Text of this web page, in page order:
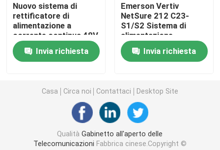
Rettificatore a corrente continua da 48 V
Flatpack2 ha integrato la centrale elettrica
Soluzioni energetiche CE+T
Nuovo sistema di
rettificatore di
alimentazione a
corrente continua 48V
Emerson Vertiv
Netsure Serie 7100
A61 per stazione base
Invia richiesta
Emerson Vertiv
NetSure 212 C23-
S1/S2 Sistema di
alimentazione
integrato Netsure 212
C23
Invia richiesta
Casa Circa noi Contattaci Desktop Site
QualitàGabinetto all'aperto delle
Telecomunicazioni Fabbrica cinese.Copyright ©